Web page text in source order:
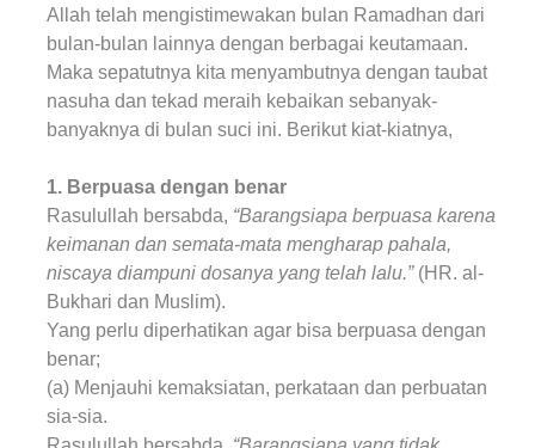
Allah telah mengistimewakan bulan Ramadhan dari
bulan-bulan lainnya dengan berbagai keutamaan.
Maka sepatutnya kita menyambutnya dengan taubat
nasuha dan tekad meraih kebaikan sebanyak-
banyaknya di bulan suci ini. Berikut kiat-kiatnya,
1. Berpuasa dengan benar
Rasulullah bersabda, “Barangsiapa berpuasa karena
keimanan dan semata-mata mengharap pahala,
niscaya diampuni dosanya yang telah lalu.”(HR. al-
Bukhari dan Muslim).
Yang perlu diperhatikan agar bisa berpuasa dengan
benar;
(a) Menjauhi kemaksiatan, perkataan dan perbuatan
sia-sia.